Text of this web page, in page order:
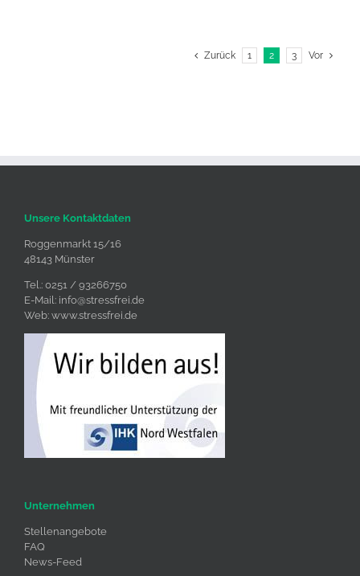
Zurück 1 2 3 Vor
Unsere Kontaktdaten
Roggenmarkt 15/16
48143 Münster
Tel.: 0251 / 93266750
E-Mail: info@stressfrei.de
Web: www.stressfrei.de
Unternehmen
Stellenangebote
FAQ
News-Feed